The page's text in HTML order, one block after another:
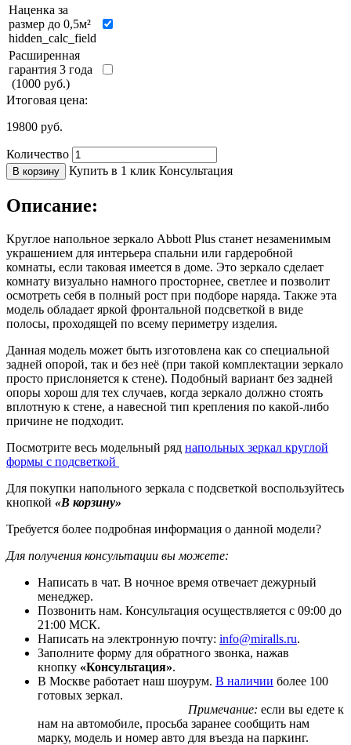
Наценка за
размер до 0,5м²
hidden_calc_field
Расширенная
гарантия 3 года
(1000 руб.)
Итоговая цена:
19800 руб.
Количество
В корзину Купить в 1 клик Консультация
Описание:
Круглое напольное зеркало Abbott Plus станет незаменимым
украшением для интерьера спальни или гардеробной
комнаты, если таковая имеется в доме. Это зеркало сделает
комнату визуально намного просторнее, светлее и позволит
осмотреть себя в полный рост при подборе наряда. Также эта
модель обладает яркой фронтальной подсветкой в виде
полосы, проходящей по всему периметру изделия.
Данная модель может быть изготовлена как со специальной
задней опорой, так и без неё (при такой комплектации зеркало
просто прислоняется к стене). Подобный вариант без задней
опоры хорош для тех случаев, когда зеркало должно стоять
вплотную к стене, а навесной тип крепления по какой-либо
причине не подходит.
Посмотрите весь модельный ряд напольных зеркал круглой
формы c подсветкой
Для покупки напольного зеркала с подсветкой воспользуйтесь
кнопкой «В корзину»
Требуется более подробная информация о данной модели?
Для получения консультации вы можете:
Написать в чат. В ночное время отвечает дежурный
менеджер.
Позвонить нам. Консультация осуществляется с 09:00 до
21:00 МСК.
Написать на электронную почту: info@miralls.ru.
Заполните форму для обратного звонка, нажав
кнопку «Консультация».
В Москве работает наш шоурум. В наличии более 100
готовых зеркал.
Примечание: если вы едете к
нам на автомобиле, просьба заранее сообщить нам
марку, модель и номер авто для въезда на паркинг.